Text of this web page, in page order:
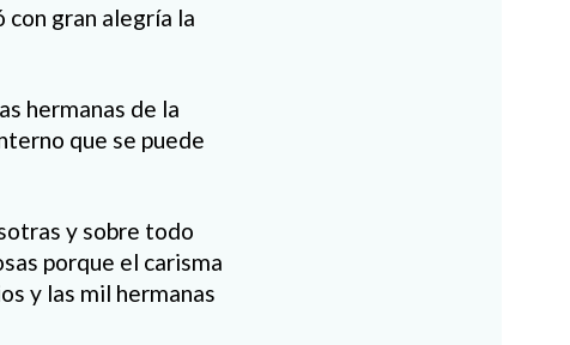
con gran alegría la
hermanas de la
que se puede
y sobre todo
porque el carisma
y las mil hermanas